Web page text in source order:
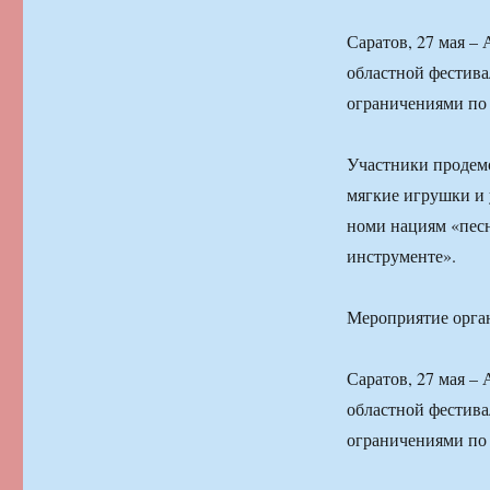
Саратов, 27 мая –
областной
ограничениями
Участники
мягкие игрушки и
номи нациям
инструменте».
Мероприятие
Саратов, 27 мая –
областной
ограничениями